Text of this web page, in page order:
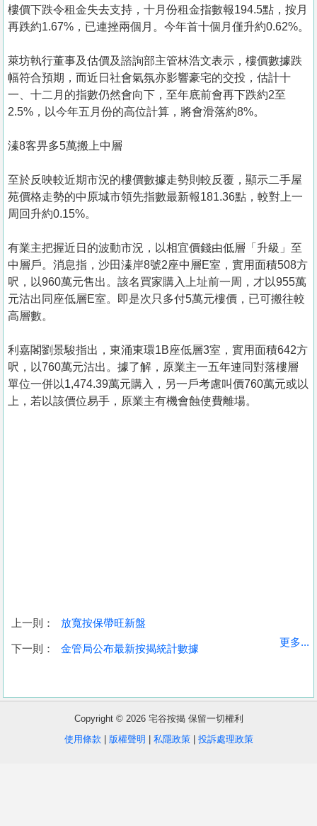
收
盤
樓價下跌令租金失去支持，十月份租金指數報194.5點，按月
再跌約1.67%，已連挫兩個月。今年首十個月僅升約0.62%。
萊坊執行董事及估價及諮詢部主管林浩文表示，樓價數據跌
幅符合預期，而近日社會氣氛亦影響豪宅的交投，估計十
一、十二月的指數仍然會向下，至年底前會再下跌約2至
2.5%，以今年五月份的高位計算，將會滑落約8%。
溱8客畀多5萬搬上中層
至於反映較近期市況的樓價數據走勢則較反覆，顯示二手屋
苑價格走勢的中原城市領先指數最新報181.36點，較對上一
周回升約0.15%。
有業主把握近日的波動市況，以相宜價錢由低層「升級」至
中層戶。消息指，沙田溱岸8號2座中層E室，實用面積508方
呎，以960萬元售出。該名買家購入上址前一周，才以955萬
元沽出同座低層E室。即是次只多付5萬元樓價，已可搬往較
高層數。
利嘉閣劉景駿指出，東涌東環1B座低層3室，實用面積642方
呎，以760萬元沽出。據了解，原業主一五年連同對落樓層
單位一併以1,474.39萬元購入，另一戶考慮叫價760萬元或以
上，若以該價位易手，原業主有機會蝕使費離場。
上一則： 放寬按保帶旺新盤
下一則： 金管局公布最新按揭統計數據
更多...
Copyright © 2026 宅谷按揭 保留一切權利
使用條款
版權聲明 私隱政策| 投訴處理政策